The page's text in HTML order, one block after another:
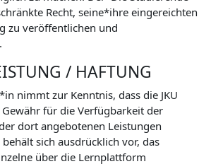
Recht, seine*ihre eingereichten
zu veröffentlichen und
/ HAFTUNG
nimmt zur Kenntnis, dass die JKU
für die Verfügbarkeit der
dort angebotenen Leistungen
sich ausdrücklich vor, das
über die Lernplattform